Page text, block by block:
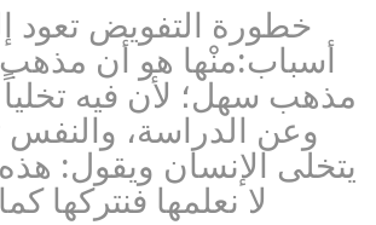
خطورة التفويض تعود
أسباب:منْها هو أن
مذهب سهل؛ لأن فيه
وعن الدراسة،
يتخلى الإنسان ويقول:
لا نعلمها فنتركها